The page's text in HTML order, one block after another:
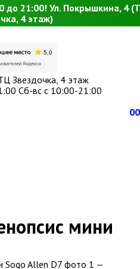
до 21:00! Ул. Покрышкина, 4
4 этаж)
Звездочка, 4 этаж
Сб-вс с 10:00-21:00
00
мини